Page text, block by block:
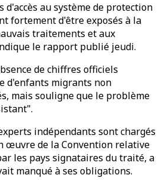
d'accès au système de protection
fortement d'être exposés à la
traitements et aux
le rapport publié jeudi.
de chiffres officiels
d'enfants migrants non
mais souligne que le problème
indépendants sont chargés
œuvre de la Convention relative
les pays signataires du traité, a
manqué à ses obligations.